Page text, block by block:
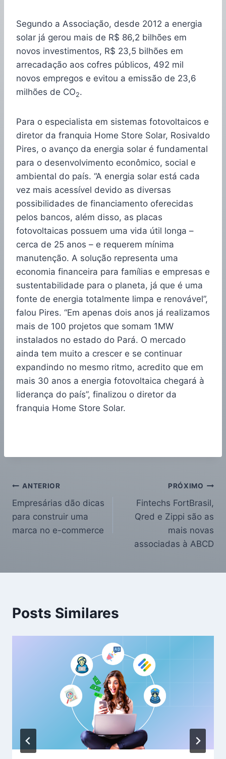
Segundo a Associação, desde 2012 a energia
solar já gerou mais de R$ 86,2 bilhões em
novos investimentos, R$ 23,5 bilhões em
arrecadação aos cofres públicos, 492 mil
novos empregos e evitou a emissão de 23,6
milhões de CO2.
Para o especialista em sistemas fotovoltaicos e
diretor da franquia Home Store Solar, Rosivaldo
Pires, o avanço da energia solar é fundamental
para o desenvolvimento econômico, social e
ambiental do país. “A energia solar está cada
vez mais acessível devido as diversas
possibilidades de financiamento oferecidas
pelos bancos, além disso, as placas
fotovoltaicas possuem uma vida útil longa –
cerca de 25 anos – e requerem mínima
manutenção. A solução representa uma
economia financeira para famílias e empresas e
sustentabilidade para o planeta, já que é uma
fonte de energia totalmente limpa e renovável”,
falou Pires. “Em apenas dois anos já realizamos
mais de 100 projetos que somam 1MW
instalados no estado do Pará. O mercado
ainda tem muito a crescer e se continuar
expandindo no mesmo ritmo, acredito que em
mais 30 anos a energia fotovoltaica chegará à
liderança do país”, finalizou o diretor da
franquia Home Store Solar.
ANTERIOR
Empresárias dão dicas
para construir uma
marca no e-commerce
PRÓXIMO
Fintechs FortBrasil,
Qred e Zippi são as
mais novas
associadas à ABCD
Posts Similares